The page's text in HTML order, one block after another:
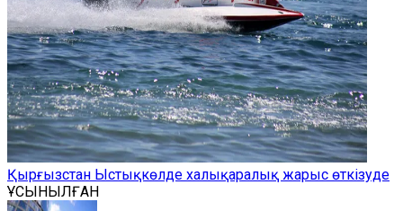
Қырғызстан Ыстықкөлде халықаралық жарыс өткізуде
ҰСЫНЫЛҒАН